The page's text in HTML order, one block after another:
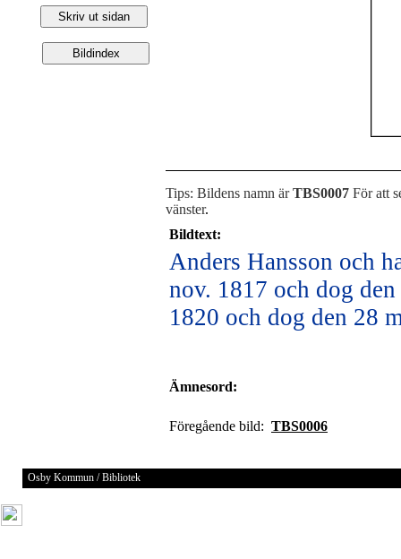
Tips: Bildens namn ärTBS0007 För att
vänster.
Bildtext:
Anders Hansson och
nov. 1817 och dog
1820 och dog den 28
Ämnesord:
Föregående bild: TBS0006
Osby Kommun / Bibliotek